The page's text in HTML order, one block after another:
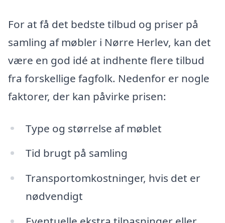
For at få det bedste tilbud og priser på
samling af møbler i Nørre Herlev, kan det
være en god idé at indhente flere tilbud
fra forskellige fagfolk. Nedenfor er nogle
faktorer, der kan påvirke prisen:
Type og størrelse af møblet
Tid brugt på samling
Transportomkostninger, hvis det er
nødvendigt